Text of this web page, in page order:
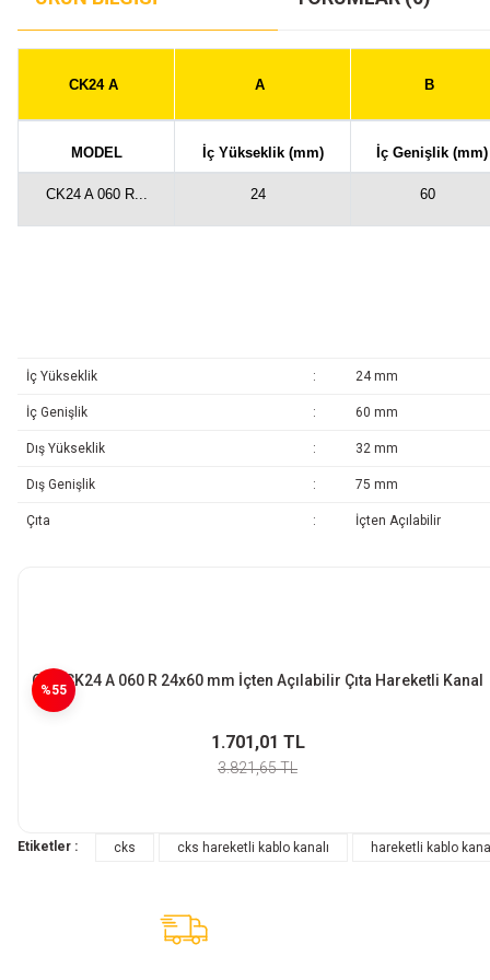
CK24 A A B
MODEL İç Yükseklik (mm) İç Genişlik (mm)
CK24 A 060 R... 24 60
İç Yükseklik : 24 mm
İç Genişlik : 60 mm
Dış Yükseklik : 32 mm
Dış Genişlik : 75 mm
Çıta : İçten Açılabilir
%55
CKS CK24 A 060 R 24x60 mm İçten Açılabilir Çıta Hareketli Kanal
1.701,01 TL
3.821,65 TL
Etiketler : cks cks hareketli kablo kanalı hareketli kablo